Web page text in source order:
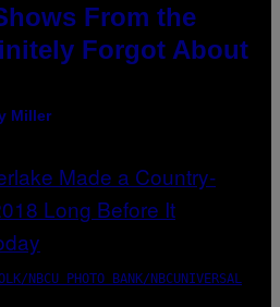
From the
Forgot About
Miller
NBCU PHOTO BANK/NBCUNIVERSAL